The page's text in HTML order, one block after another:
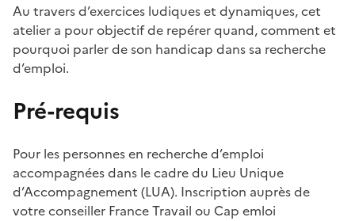
Au travers d’exercices ludiques et dynamiques, cet
atelier a pour objectif de repérer quand, comment et
pourquoi parler de son handicap dans sa recherche
d’emploi.
Pré-requis
Pour les personnes en recherche d’emploi
accompagnées dans le cadre du Lieu Unique
d’Accompagnement (LUA). Inscription auprès de
votre conseiller France Travail ou Cap emloi